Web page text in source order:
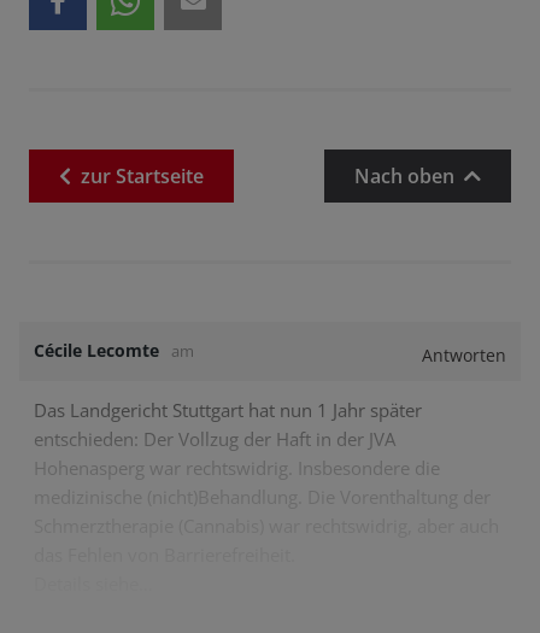
zurStartseite Nach oben
Cécile Lecomte am Antworten
Das Landgericht Stuttgart hat nun 1 Jahr später
entschieden: Der Vollzug der Haft in der JVA
Hohenasperg war rechtswidrig. Insbesondere die